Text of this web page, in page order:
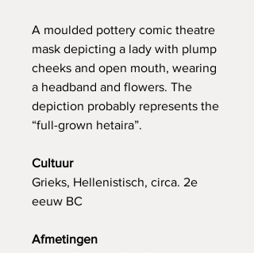
A moulded pottery comic theatre
mask depicting a lady with plump
cheeks and open mouth, wearing
a headband and flowers. The
depiction probably represents the
“full-grown hetaira”.
Cultuur
Grieks, Hellenistisch, circa. 2e
eeuw BC
Afmetingen